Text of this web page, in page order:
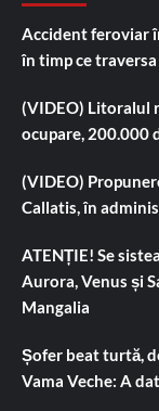
Accident feroviar
în timp ce
(VIDEO) Litoralul
ocupare, 200.000
(VIDEO)
Callatis, în
ATENȚIE! Se
Aurora, Venus și
Mangalia
Șofer beat turtă,
Vama Veche: A